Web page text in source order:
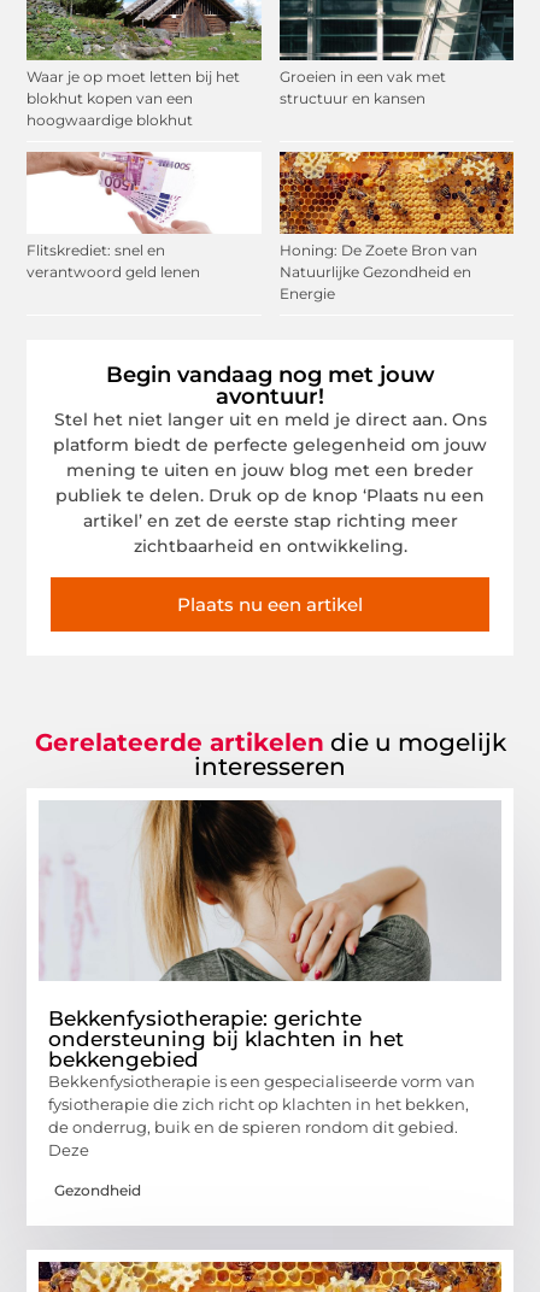
Waar je op moet letten bij het
blokhut kopen van een
hoogwaardige blokhut
Groeien in een vak met
structuur en kansen
Flitskrediet: snel en
verantwoord geld lenen
Honing: De Zoete Bron van
Natuurlijke Gezondheid en
Energie
Begin vandaag nog met jouw
avontuur!
Stel het niet langer uit en meld je direct aan. Ons
platform biedt de perfecte gelegenheid om jouw
mening te uiten en jouw blog met een breder
publiek te delen. Druk op de knop ‘Plaats nu een
artikel’ en zet de eerste stap richting meer
zichtbaarheid en ontwikkeling.
Plaats nu een artikel
Gerelateerde artikelen die u mogelijk
interesseren
Bekkenfysiotherapie: gerichte
ondersteuning bij klachten in het
bekkengebied
Bekkenfysiotherapie is een gespecialiseerde vorm van
fysiotherapie die zich richt op klachten in het bekken,
de onderrug, buik en de spieren rondom dit gebied.
Deze
Gezondheid